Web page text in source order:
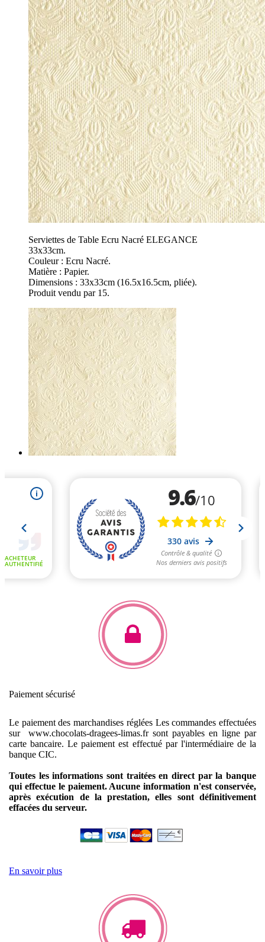
Serviettes de Table Ecru Nacré ELEGANCE
33x33cm.
Couleur : Ecru Nacré.
Matière : Papier.
Dimensions : 33x33cm (16.5x16.5cm, pliée).
Produit vendu par 15.
Paiement sécurisé
Le paiement des marchandises réglées Les commandes effectuées
sur www.chocolats-dragees-limas.fr sont payables en ligne par
carte bancaire. Le paiement est effectué par l'intermédiaire de la
banque CIC.
Toutes les informations sont traitées en direct par la banque
qui effectue le paiement. Aucune information n'est conservée,
après exécution de la prestation, elles sont définitivement
effacées du serveur.
En savoir plus